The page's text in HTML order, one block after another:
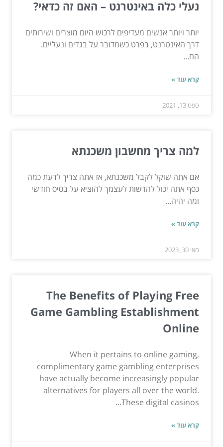
נעלי כלה באינטרנט – האם זה כדאי?
יותר ויותר אנשים מעדיפים לרכוש היום מוצרים ושירותים
דרך האינטרנט, בפרט כשמדובר על בגדים ונעליים.
הם...
קרא עוד »
ספט 13, 2021
למה צריך מחשבון משכנתא
אם אתה שוקל לקבל משכנתא, אז אתה צריך לדעת כמה
כסף אתה יכול להרשות לעצמך להוציא על בסיס חודשי
ומה יהיה...
קרא עוד »
מאי 30, 2023
The Benefits of Playing Free
Game Gambling Establishment
Online
When it pertains to online gaming,
complimentary game gambling enterprises
have actually become increasingly popular
alternatives for players all over the world.
These digital casinos...
קרא עוד »